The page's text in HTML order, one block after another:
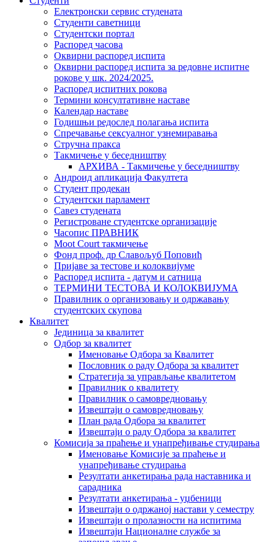
Електронски сервис студената
Студенти саветници
Студентски портал
Распоред часова
Оквирни распоред испита
Оквирни распоред испита за редовне испитне
рокове у шк. 2024/2025.
Распоред испитних рокова
Термини консултативне наставе
Календар наставе
Годишњи редослед полагања испита
Спречавање сексуалног узнемиравања
Стручна пракса
Такмичење у беседништву
АРХИВА - Такмичење у беседништву
Андроид апликација Факултета
Студент продекан
Студентски парламент
Савез студената
Регистроване студентске организације
Часопис ПРАВНИК
Moot Court такмичење
Фонд проф. др Славољуб Поповић
Пријаве за тестове и колоквијуме
Распоред испита - датум и сатница
ТЕРМИНИ ТЕСТОВА И КОЛОКВИЈУМА
Правилник о организовању и одржавању
студентских скупова
Квалитет
Јединица за квалитет
Одбор за квалитет
Именовање Одбора за Квалитет
Пословник о раду Одбора за квалитет
Стратегија за управљање квалитетом
Правилник о квалитету
Правилник о самовредновању
Извештаји о самовредновању
План рада Одбора за квалитет
Извештаји о раду Одбора за квалитет
Комисија за праћење и унапређивање студирања
Именовање Комисије за праћење и
унапређивање студирања
Резултати анкетирања рада наставника и
сарадника
Резултати анкетирања - уџбеници
Извештаји о одржаној настави у семестру
Извештаји о пролазности на испитима
Извештаји Националне службе за